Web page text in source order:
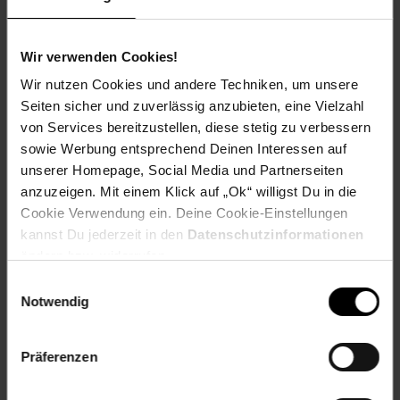
Wir verwenden Cookies!
Wir nutzen Cookies und andere Techniken, um unsere
Seiten sicher und zuverlässig anzubieten, eine Vielzahl
von Services bereitzustellen, diese stetig zu verbessern
sowie Werbung entsprechend Deinen Interessen auf
unserer Homepage, Social Media und Partnerseiten
anzuzeigen. Mit einem Klick auf „Ok“ willigst Du in die
Cookie Verwendung ein. Deine Cookie-Einstellungen
kannst Du jederzeit in den Datenschutzinformationen
Notwendig
Präferenzen
Herstellerinformationen
Fußzeile
Weitere Online-Angebote